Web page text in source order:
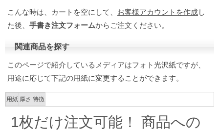
こんな時は、カートを空にして、 お客様アカウントを作成し
た後、 手書き注文フォームからご注文ください。
関連商品を探す
このページで紹介しているメディアはフォト光沢紙ですが、
用途に応じて下記の用紙に変更することができます。
用紙 厚さ 特徴
1枚だけ注文可能！ 商品への